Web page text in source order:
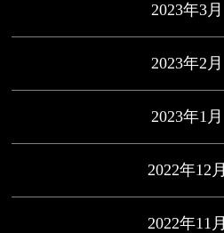
2023年3月
2023年2月
2023年1月
2022年12月
2022年11月